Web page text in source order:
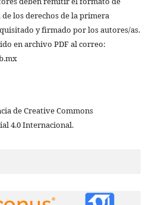
los derechos de la primera
y firmado por los autores/as.
en archivo PDF al correo:
de Creative Commons
4.0 Internacional.